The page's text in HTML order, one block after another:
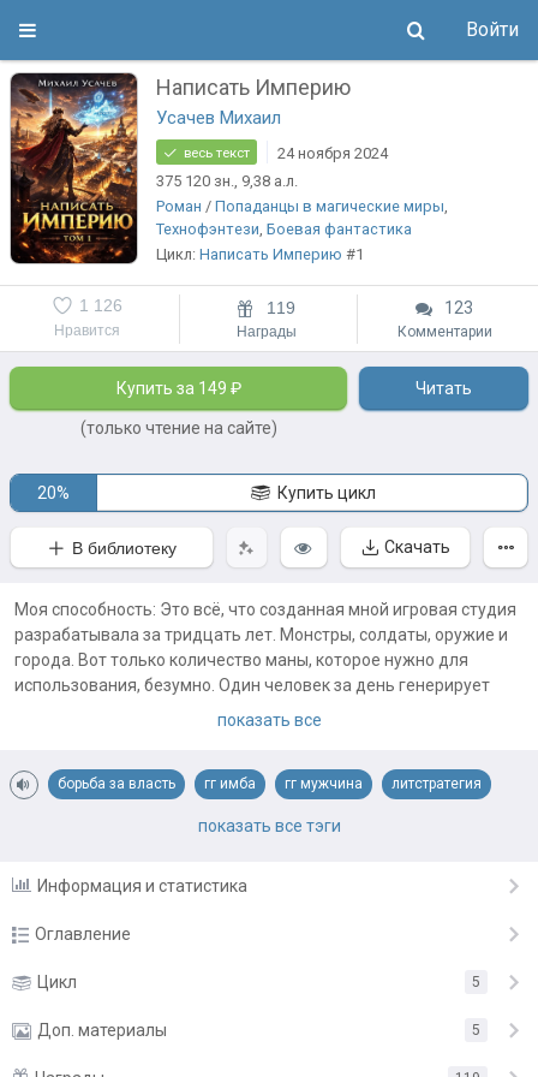
Войти
Написать Империю
Усачев Михаил
весь текст
24 ноября 2024
375 120 зн., 9,38 а.л.
Роман /Попаданцы в магические миры,
Технофэнтези,Боевая фантастика
Цикл:Написать Империю #1
Нравится
1 126 119
Награды
123
Комментарии
Купить за 149 ₽
(только чтение на сайте)
Читать
20% Купить цикл
В библиотеку Скачать
Моя способность: Это всё, что созданная мной игровая студия
разрабатывала за тридцать лет. Монстры, солдаты, оружие и
города. Вот только количество маны, которое нужно для
использования, безумно. Один человек за день генерирует
отдавать всю свою магию мне!
мире фэнтези на всём АТ
✅ Умный ГГ, который скорее сломается, чем согнётся.
✅ Заклёпок - минимум. Воды - нет. Истории - много.
показать все
борьба за власть гг имба гг мужчина литстратегия
прогрессорство развитие поселения
показать все тэги
Информация и статистика
Оглавление
Глава 1 7.11.24
Глава 2 7.11.24
Глава 3 7.11.24
Цикл 5
Доп. материалы 5